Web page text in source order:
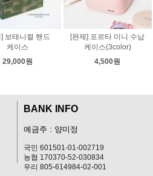
보태니컬 핸드
케이스
29,000원
[완제] 포르타 미니 수납
케이스(3color)
4,500원
BANK INFO
예금주 : 양미정
국민 601501-01-002719
농협 170370-52-030834
우리 805-614984-02-001